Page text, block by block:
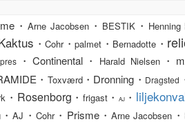
・ Arne Jacobsen・ BESTIK・ Henning
・Cohr・palmet ・ Bernadotte ・
・Continental・ Harald Nielsen・
・ Toxværd・Dronning・ Dragsted
・ Rosenborg ・ frigast・ AJ・
・AJ ・ Cohr・Prisme・Arne Jacobsen ・